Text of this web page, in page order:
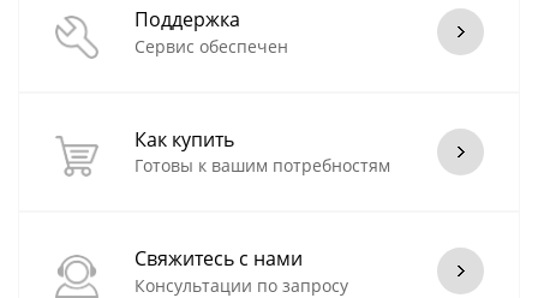
Поддержка
Сервис обеспечен
Как купить
Готовы к вашим потребностям
Свяжитесь с нами
Консультации по запросу